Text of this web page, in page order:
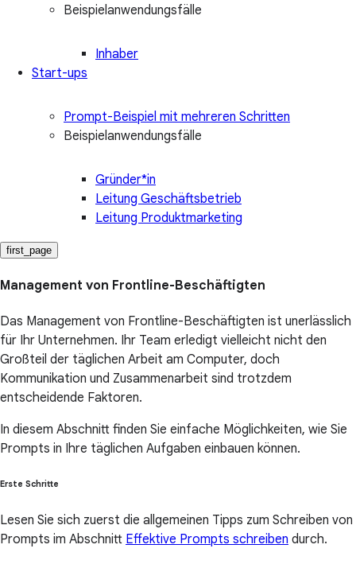
Beispielanwendungsfälle
Inhaber
Start-ups
Prompt-Beispiel mit mehreren Schritten
Beispielanwendungsfälle
Gründer*in
Leitung Geschäftsbetrieb
Leitung Produktmarketing
first_page
Management von Frontline-Beschäftigten
Das Management von Frontline-Beschäftigten ist unerlässlich
für Ihr Unternehmen. Ihr Team erledigt vielleicht nicht den
Großteil der täglichen Arbeit am Computer, doch
Kommunikation und Zusammenarbeit sind trotzdem
entscheidende Faktoren.
In diesem Abschnitt finden Sie einfache Möglichkeiten, wie Sie
Prompts in Ihre täglichen Aufgaben einbauen können.
Erste Schritte
Lesen Sie sich zuerst die allgemeinen Tipps zum Schreiben von
Prompts im Abschnitt Effektive Prompts schreiben durch.